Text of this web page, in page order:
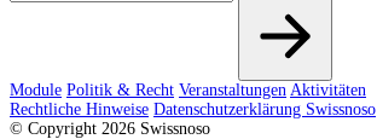
Module Politik & Recht Veranstaltungen Aktivitäten
Rechtliche Hinweise Datenschutzerklärung Swissnoso
© Copyright 2026 Swissnoso